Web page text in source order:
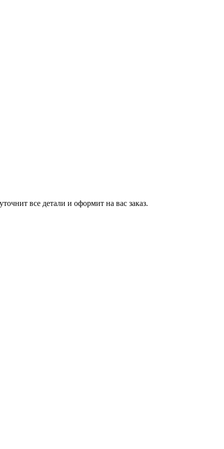
все детали и оформит на вас заказ.